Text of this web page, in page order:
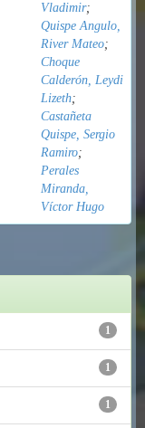
Vladimir;
Quispe Angulo,
River Mateo;
Choque
Calderón, Leydi
Lizeth;
Castañeta
Quispe, Sergio
Ramiro;
Perales
Miranda,
Víctor Hugo
1
1
1